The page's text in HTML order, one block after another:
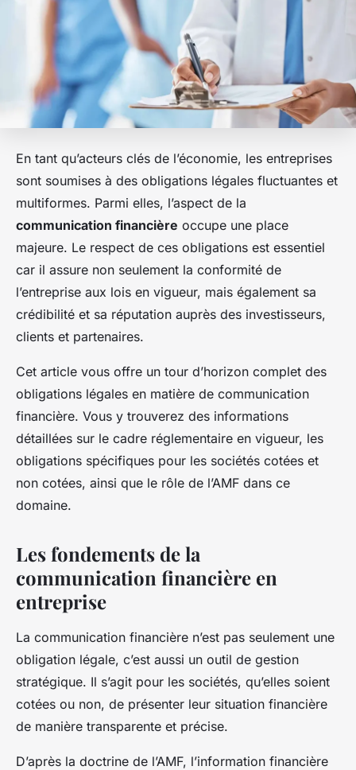
En tant qu’acteurs clés de l’économie, les entreprises
sont soumises à des obligations légales fluctuantes et
multiformes. Parmi elles, l’aspect de la
communication financière occupe une place
majeure. Le respect de ces obligations est essentiel
car il assure non seulement la conformité de
l’entreprise aux lois en vigueur, mais également sa
crédibilité et sa réputation auprès des investisseurs,
clients et partenaires.
Cet article vous offre un tour d’horizon complet des
obligations légales en matière de communication
financière. Vous y trouverez des informations
détaillées sur le cadre réglementaire en vigueur, les
obligations spécifiques pour les sociétés cotées et
non cotées, ainsi que le rôle de l’AMF dans ce
domaine.
Les fondements de la
communication financière en
entreprise
La communication financière n’est pas seulement une
obligation légale, c’est aussi un outil de gestion
stratégique. Il s’agit pour les sociétés, qu’elles soient
cotées ou non, de présenter leur situation financière
de manière transparente et précise.
D’après la doctrine de l’AMF, l’information financière